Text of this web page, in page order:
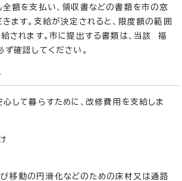
額を支払い、領収書などの書類を市の窓
ます。支給が決定されると、限度額の範囲
されます。市に提出する書類は、当該 福
確認してください。
して暮らすために、改修費用を支給しま
移動の円滑化などのための床材又は通路